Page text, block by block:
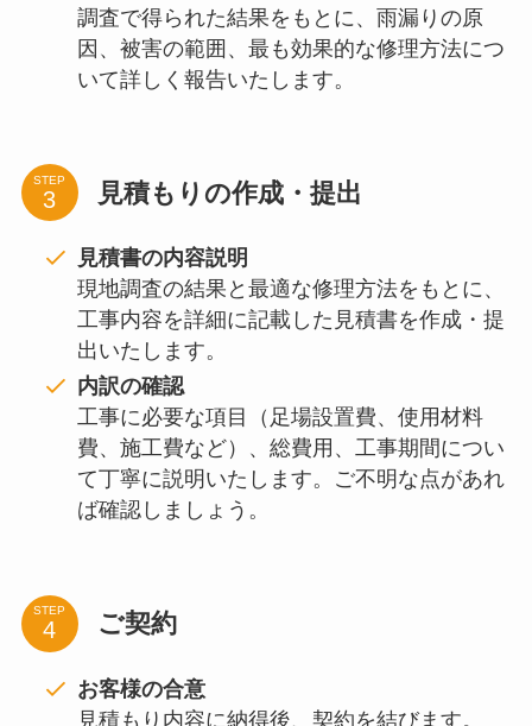
調査で得られた結果をもとに、雨漏りの原
因、被害の範囲、最も効果的な修理方法につ
いて詳しく報告いたします。
STEP 見積もりの作成・提出
見積書の内容説明
現地調査の結果と最適な修理方法をもとに、
工事内容を詳細に記載した見積書を作成・提
出いたします。
内訳の確認
工事に必要な項目（足場設置費、使用材料
費、施工費など）、総費用、工事期間につい
て丁寧に説明いたします。ご不明な点があれ
ば確認しましょう。
STEP ご契約
お客様の合意
見積もり内容に納得後、契約を結びます。